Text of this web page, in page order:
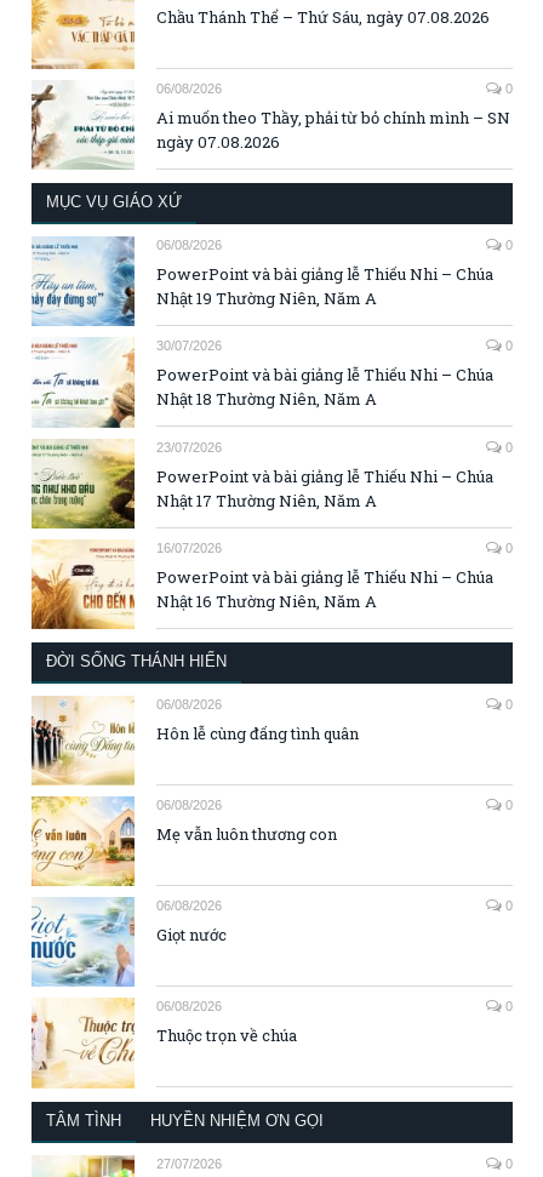
Chầu Thánh Thể – Thứ Sáu, ngày 07.08.2026
06/08/2026 0
Ai muốn theo Thầy, phải từ bỏ chính mình – SN
ngày 07.08.2026
MỤC VỤ GIÁO XỨ
06/08/2026 0
PowerPoint và bài giảng lễ Thiếu Nhi – Chúa
Nhật 19 Thường Niên, Năm A
30/07/2026 0
PowerPoint và bài giảng lễ Thiếu Nhi – Chúa
Nhật 18 Thường Niên, Năm A
23/07/2026 0
PowerPoint và bài giảng lễ Thiếu Nhi – Chúa
Nhật 17 Thường Niên, Năm A
16/07/2026 0
PowerPoint và bài giảng lễ Thiếu Nhi – Chúa
Nhật 16 Thường Niên, Năm A
ĐỜI SỐNG THÁNH HIẾN
06/08/2026 0
Hôn lễ cùng đấng tình quân
06/08/2026 0
Mẹ vẫn luôn thương con
06/08/2026 0
Giọt nước
06/08/2026 0
Thuộc trọn về chúa
TÂM TÌNH HUYỀN NHIỆM ƠN GỌI
27/07/2026 0